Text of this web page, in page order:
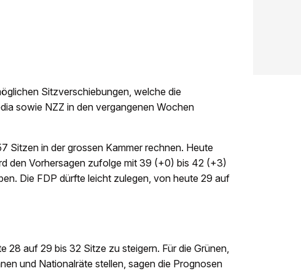
Sitzverschiebungen, welche die
sowie NZZ in den vergangenen Wochen
Sitzen in der grossen Kammer rechnen. Heute
den Vorhersagen zufolge mit 39 (+0) bis 42 (+3)
Die FDP dürfte leicht zulegen, von heute 29 auf
28 auf 29 bis 32 Sitze zu steigern. Für die Grünen,
und Nationalräte stellen, sagen die Prognosen